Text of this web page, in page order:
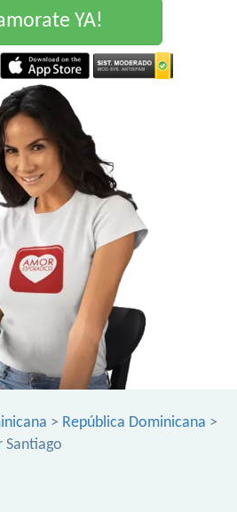
YA!
> República Dominicana >
Santiago